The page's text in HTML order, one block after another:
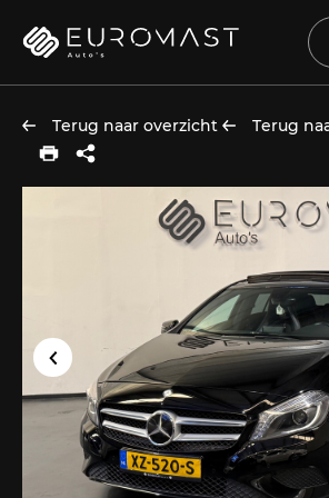
Aanbod
Diensten
Werkplaats
Vacatures
Over ons
Verkocht
Terug naar overzicht Terug